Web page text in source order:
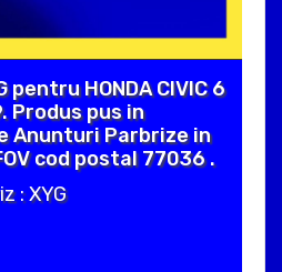
pentru HONDA CIVIC 6
Produs pus in
Anunturi Parbrize in
cod postal 77036 .
: XYG